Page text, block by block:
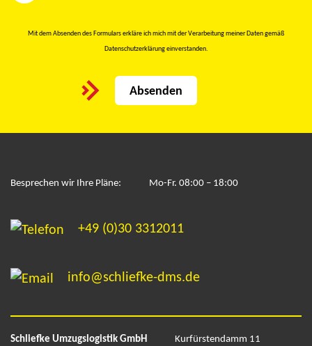
Mit dem Absenden des Formulars erkläre ich mich mit der Verarbeitung meiner Daten gemäß
Datenschutzerklärungeinverstanden.
Besprechen wir Ihre Pläne: Mo-Fr. 08:00 – 18:00
+49 (0)30 3312011
info@schliefke-dms.de
Schliefke Umzugslogistik GmbH Kurfürstendamm 11